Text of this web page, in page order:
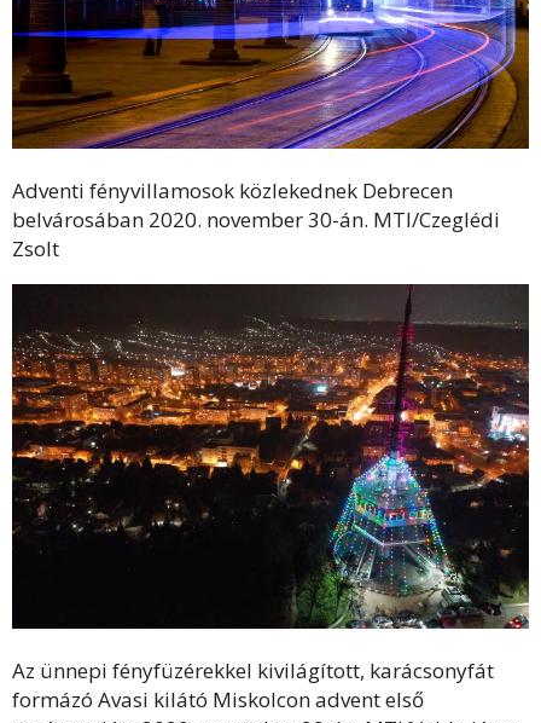
Adventi fényvillamosok közlekednek Debrecen
belvárosában 2020. november 30-án. MTI/Czeglédi
Zsolt
Az ünnepi fényfüzérekkel kivilágított, karácsonyfát
formázó Avasi kilátó Miskolcon advent első